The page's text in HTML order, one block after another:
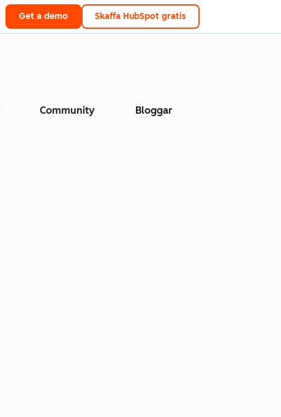
Get a demo Skaffa HubSpot gratis
Community Bloggar